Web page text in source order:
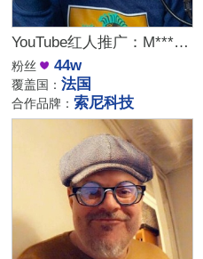
YouTube红人推广：M***r｜法国 科技
粉丝 44w
覆盖国：法国
合作品牌：索尼科技